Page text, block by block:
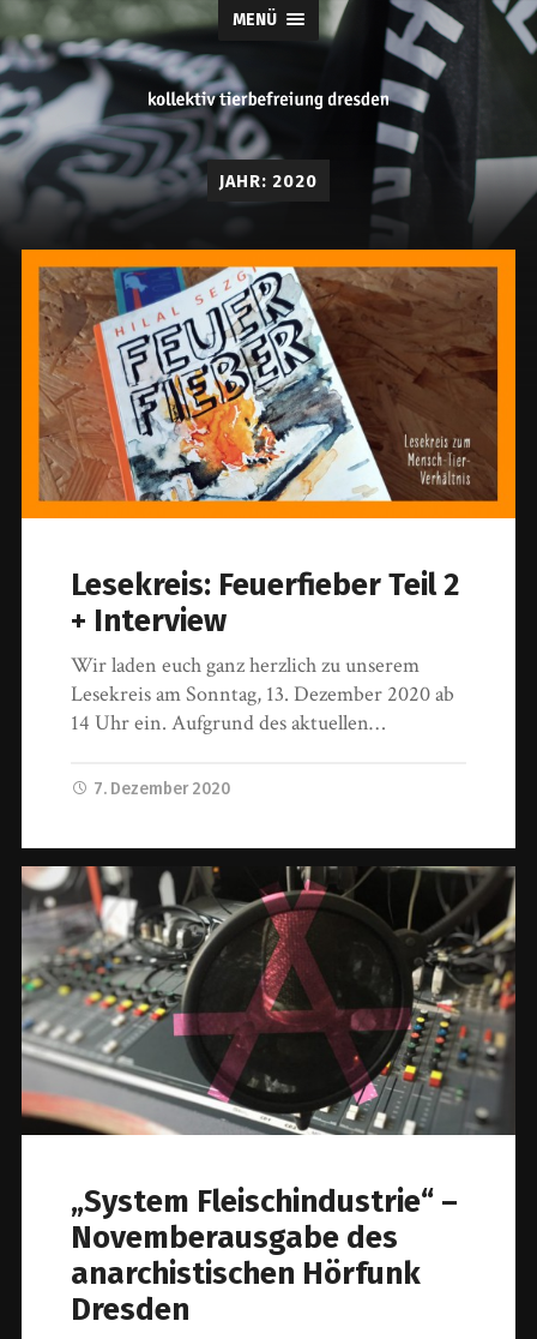
MENÜ
tierbefreiung
dresden
JAHR: 2020
Lesekreis: Feuerfieber Teil 2
+ Interview
Wir laden euch ganz herzlich zu unserem
Lesekreis am Sonntag, 13. Dezember 2020 ab
14 Uhr ein. Aufgrund des aktuellen…
7. Dezember 2020
„System Fleischindustrie“ –
Novemberausgabe des
anarchistischen Hörfunk
Dresden